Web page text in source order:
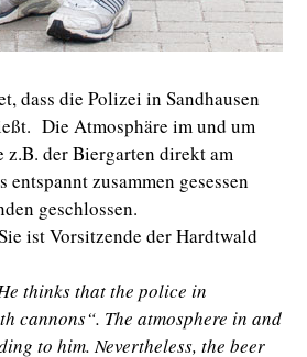
dass die Polizei in Sandhausen
Die Atmosphäre im und um
der Biergarten direkt am
zusammen gesessen
geschlossen.
ist Vorsitzende der Hardtwald
thinks that the police in
cannons“. The atmosphere in and
to him. Nevertheless, the beer